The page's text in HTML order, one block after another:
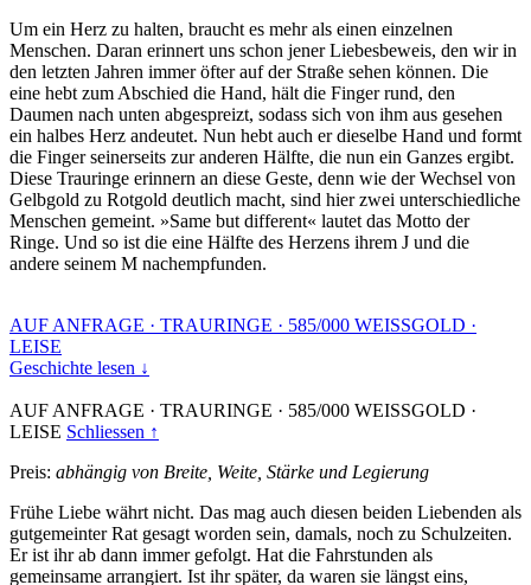
Um ein Herz zu halten, braucht es mehr als einen einzelnen
Menschen. Daran erinnert uns schon jener Liebesbeweis, den wir in
den letzten Jahren immer öfter auf der Straße sehen können. Die
eine hebt zum Abschied die Hand, hält die Finger rund, den
Daumen nach unten abgespreizt, sodass sich von ihm aus gesehen
ein halbes Herz andeutet. Nun hebt auch er dieselbe Hand und formt
die Finger seinerseits zur anderen Hälfte, die nun ein Ganzes ergibt.
Diese Trauringe erinnern an diese Geste, denn wie der Wechsel von
Gelbgold zu Rotgold deutlich macht, sind hier zwei unterschiedliche
Menschen gemeint. »Same but different« lautet das Motto der
Ringe. Und so ist die eine Hälfte des Herzens ihrem J und die
andere seinem M nachempfunden.
AUF ANFRAGE · TRAURINGE · 585/000 WEISSGOLD ·
LEISE
Geschichte lesen ↓
AUF ANFRAGE · TRAURINGE · 585/000 WEISSGOLD ·
LEISE Schliessen ↑
Preis: abhängig von Breite, Weite, Stärke und Legierung
Frühe Liebe währt nicht. Das mag auch diesen beiden Liebenden als
gutgemeinter Rat gesagt worden sein, damals, noch zu Schulzeiten.
Er ist ihr ab dann immer gefolgt. Hat die Fahrstunden als
gemeinsame arrangiert. Ist ihr später, da waren sie längst eins,